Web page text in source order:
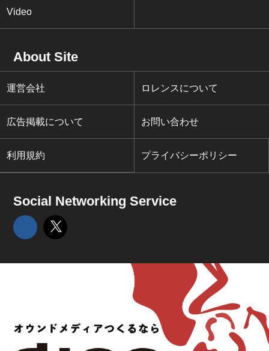
Video
About Site
運営会社 ロレンスについて
広告掲載について お問い合わせ
利用規約 プライバシーポリシー
Social Networking Service